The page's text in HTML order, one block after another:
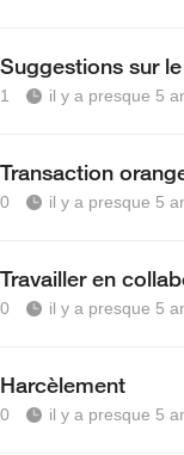
Suggestions sur
1 il y a presque 5
Transaction
0 il y a presque 5
Travailler en
0 il y a presque 5
Harcèlement
0 il y a presque 5